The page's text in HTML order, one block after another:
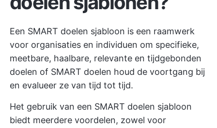
Een SMART doelen sjabloon is een raamwerk
voor organisaties en individuen om specifieke,
meetbare, haalbare, relevante en tijdgebonden
doelen of SMART doelen houd de voortgang bij
en evalueer ze van tijd tot tijd.
Het gebruik van een SMART doelen sjabloon
biedt meerdere voordelen, zowel voor